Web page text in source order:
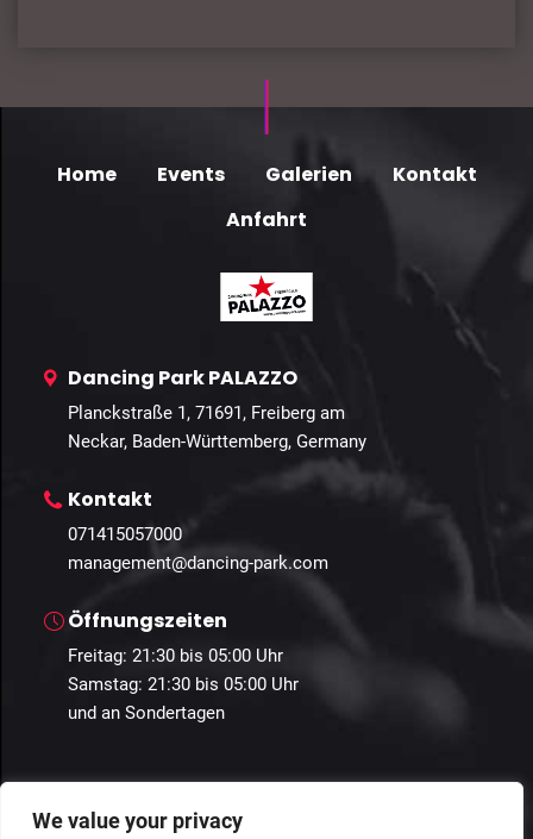
We value your privacy
Home Events Galerien
Kontakt
Anfahrt
Dancing Park PALAZZO
Planckstraße 1, 71691, Freiberg am
Neckar, Baden-Württemberg, Germany
Kontakt
071415057000
management@dancing-park.com
Öffnungszeiten
Freitag: 21:30 bis 05:00 Uhr
Samstag: 21:30 bis 05:00 Uhr
und an Sondertagen